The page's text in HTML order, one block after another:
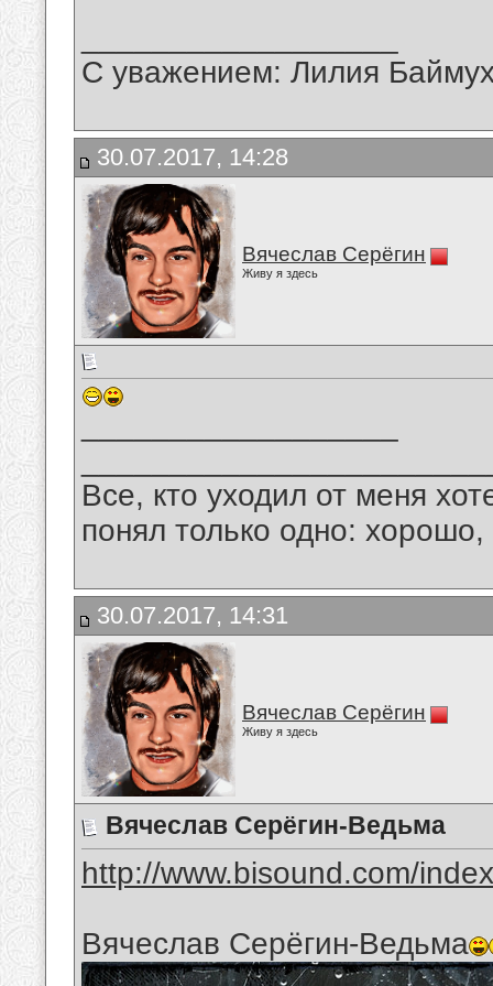
С уважением: Лилия
30.07.2017, 14:28
Вячеслав Серёгин
Живу я здесь
Все, кто уходил от меня
понял только одно:
30.07.2017, 14:31
Вячеслав Серёгин
Живу я здесь
Вячеслав Серёгин-Ведьма
http://www.bisound.com/
Вячеслав Серёгин-Ведьма